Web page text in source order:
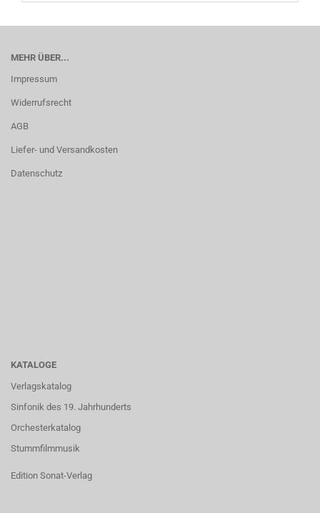
MEHR ÜBER...
Impressum
Widerrufsrecht
AGB
Liefer- und Versandkosten
Datenschutz
KATALOGE
Verlagskatalog
Sinfonik des 19. Jahrhunderts
Orchesterkatalog
Stummfilmmusik
Edition Sonat-Verlag